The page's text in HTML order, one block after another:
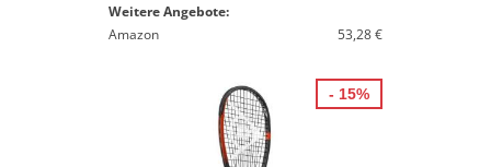
Weitere Angebote:
Amazon
53,28 €
- 15%